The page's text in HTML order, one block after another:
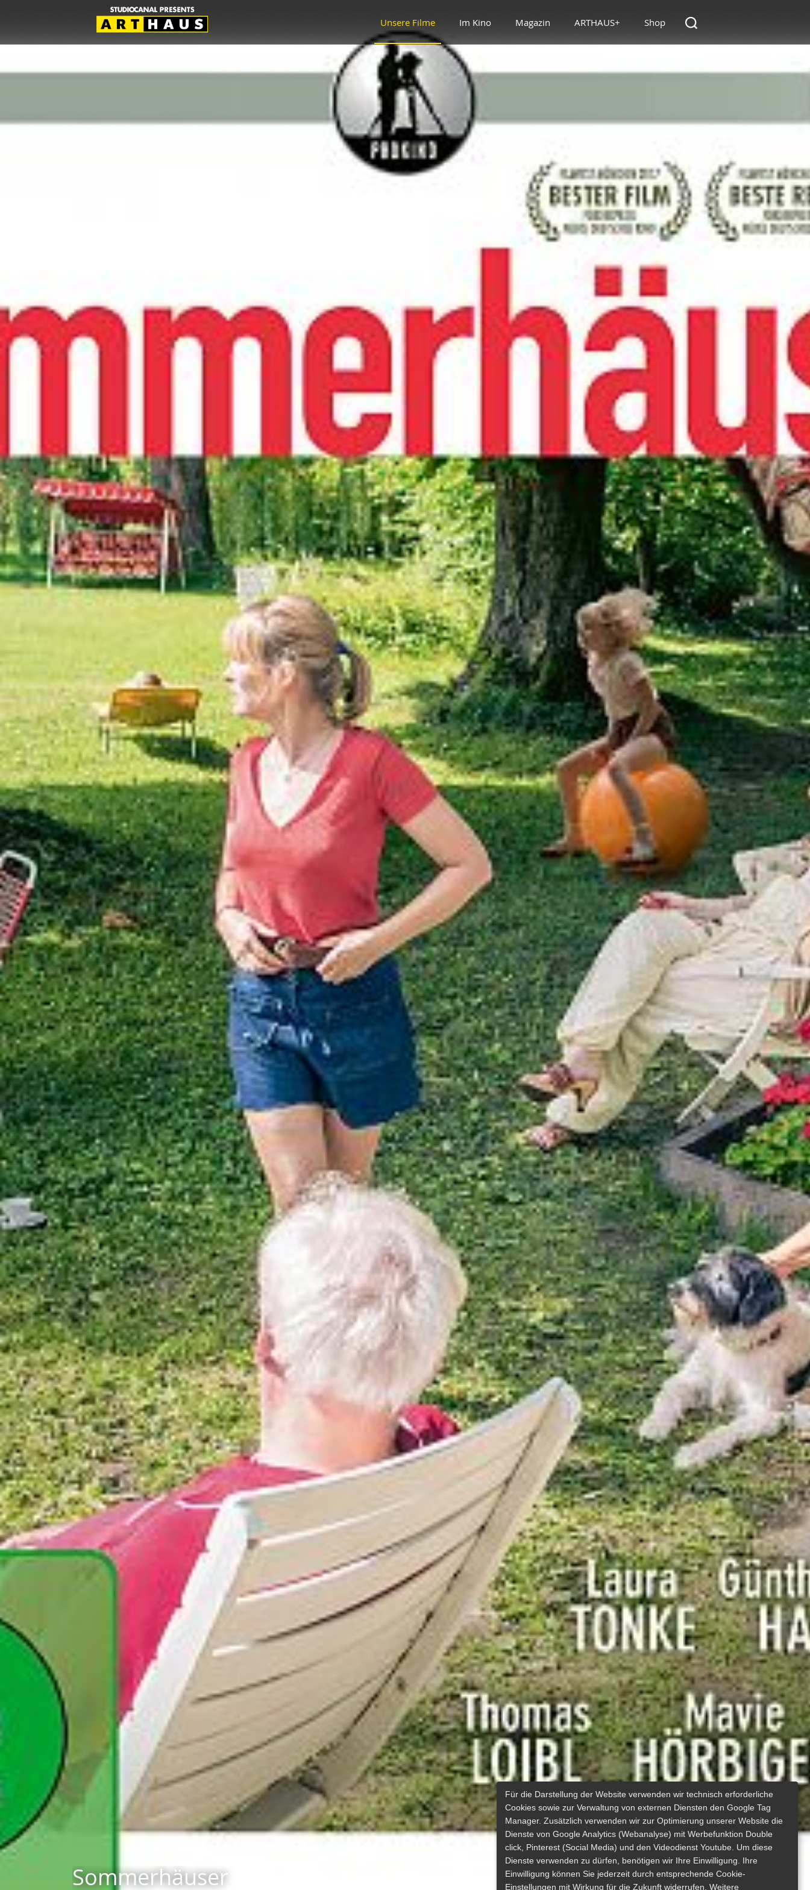
Unsere Filme Im Kino Magazin ARTHAUS+ Shop
Sommerhäuser
Für die Darstellung der Website verwenden wir technisch erforderliche
Cookies sowie zur Verwaltung von externen Diensten den Google Tag
Manager. Zusätzlich verwenden wir zur Optimierung unserer Website die
Dienste von Google Analytics (Webanalyse) mit Werbefunktion Double
click, Pinterest (Social Media) und den Videodienst Youtube. Um diese
Dienste verwenden zu dürfen, benötigen wir Ihre Einwilligung. Ihre
Einwilligung können Sie jederzeit durch entsprechende Cookie-
Einstellungen mit Wirkung für die Zukunft widerrufen. Weitere